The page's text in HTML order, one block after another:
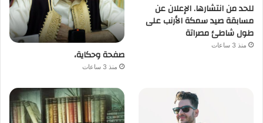
للحد من انتشارها. الإعلان عن
مسابقة صيد سمكة الأرنب على
طول شاطئ مصراتة
منذ 3 ساعات
صفحة وحكاية،
منذ 3 ساعات